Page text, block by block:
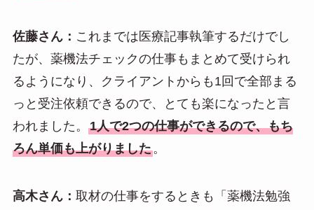
佐藤さん： これまでは医療記事執筆するだけでし
たが、薬機法チェックの仕事もまとめて受けられ
るようになり、クライアントからも1回で全部まる
っと受注依頼できるので、とても楽になったと言
われました。 1人で2つの仕事ができるので、もち
ろん単価も上がりました。
高木さん： 取材の仕事をするときも「薬機法勉強